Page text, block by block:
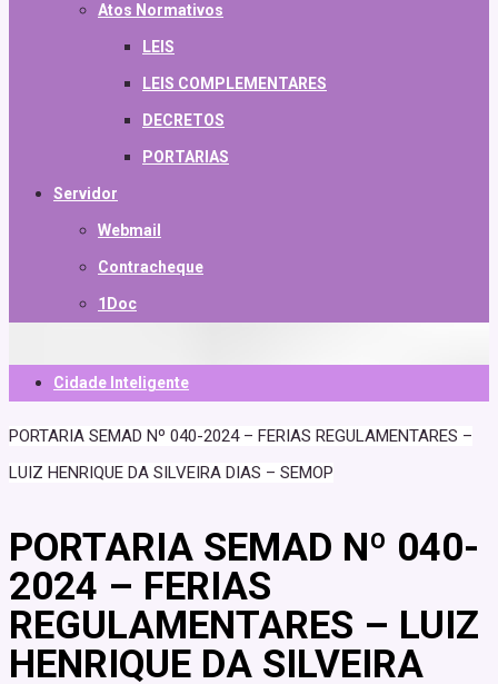
Atos Normativos
LEIS
LEIS COMPLEMENTARES
DECRETOS
PORTARIAS
Servidor
Webmail
Contracheque
1Doc
Cidade Inteligente
PORTARIA SEMAD Nº 040-2024 – FERIAS REGULAMENTARES –
LUIZ HENRIQUE DA SILVEIRA DIAS – SEMOP
PORTARIA SEMAD Nº 040-
2024 – FERIAS
REGULAMENTARES – LUIZ
HENRIQUE DA SILVEIRA